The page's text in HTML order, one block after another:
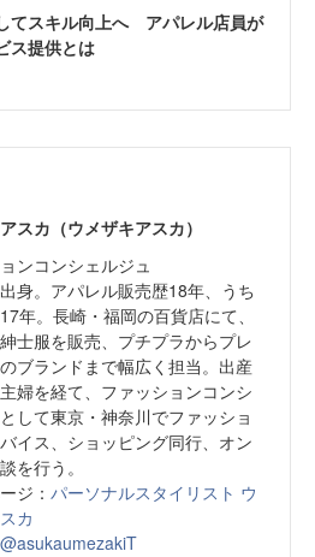
てスキル向上へ アパレル店員が
ス提供とは
スカ（ウメザキアスカ）
ンコンシェルジュ
身。アパレル販売歴18年、うち
年。長崎・福岡の百貨店にて、
士服を販売、プチプラからプレ
ブランドまで幅広く担当。出産
婦を経て、ファッションコンシ
して東京・神奈川でファッショ
イス、ショッピング同行、オン
を行う。
ジ： パーソナルスタイリスト ウ
カ
@asukaumezakiT